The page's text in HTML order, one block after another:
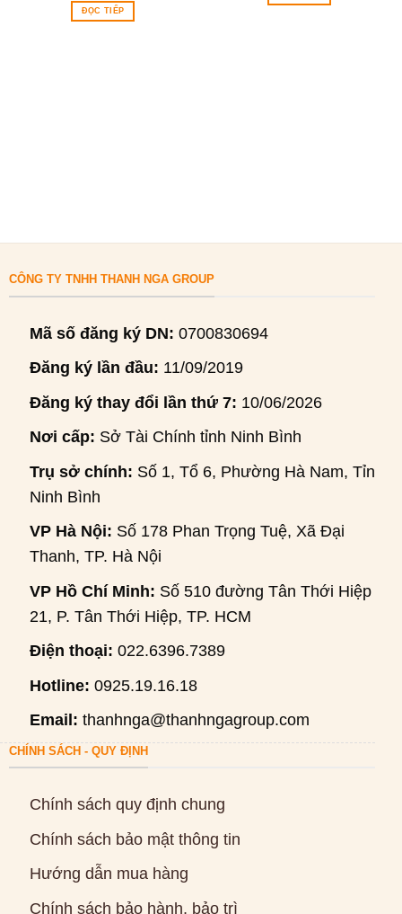
ĐỌC TIẾP
CÔNG TY TNHH THANH NGA GROUP
Mã số đăng ký DN: 0700830694
Đăng ký lần đầu: 11/09/2019
Đăng ký thay đổi lần thứ 7: 10/06/2026
Nơi cấp: Sở Tài Chính tỉnh Ninh Bình
Trụ sở chính: Số 1, Tổ 6, Phường Hà Nam, Tỉnh
Ninh Bình
VP Hà Nội: Số 178 Phan Trọng Tuệ, Xã Đại
Thanh, TP. Hà Nội
VP Hồ Chí Minh: Số 510 đường Tân Thới Hiệp
21, P. Tân Thới Hiệp, TP. HCM
Điện thoại: 022.6396.7389
Hotline: 0925.19.16.18
Email: thanhnga@thanhngagroup.com
CHÍNH SÁCH - QUY ĐỊNH
Chính sách quy định chung
Chính sách bảo mật thông tin
Hướng dẫn mua hàng
Chính sách bảo hành, bảo trì